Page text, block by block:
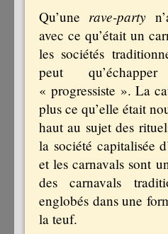
Qu’une rave-party
avec ce qu’était un
les sociétés
peut
« progressiste ». La
plus ce qu’elle était
haut au sujet des
la société capitalisée
et les carnavals sont
des carnavals
englobés dans une
la teuf.